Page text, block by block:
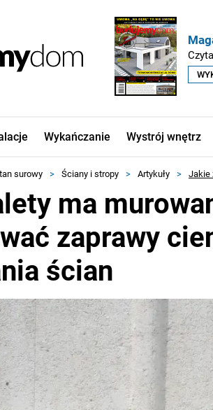
Wykańczanie Wystrój wnętrz
surowy > Ściany i stropy > Artykuły > Jakie
ma
zaprawy
ścian